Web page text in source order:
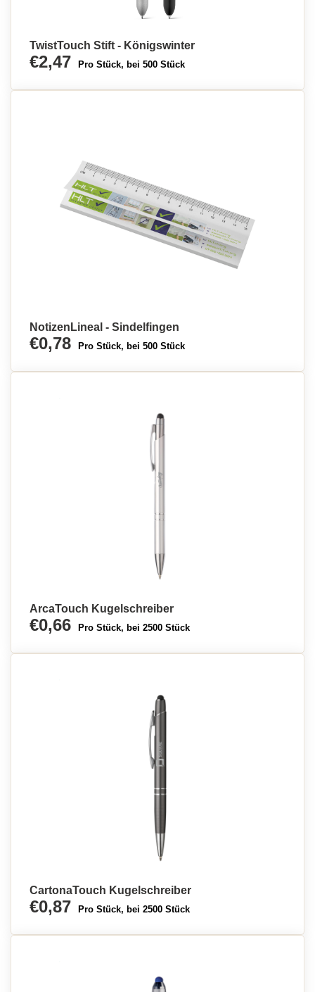
TwistTouch Stift - Königswinter
€2,47 Pro Stück, bei 500 Stück
NotizenLineal - Sindelfingen
€0,78 Pro Stück, bei 500 Stück
ArcaTouch Kugelschreiber
€0,66 Pro Stück, bei 2500 Stück
CartonaTouch Kugelschreiber
€0,87 Pro Stück, bei 2500 Stück